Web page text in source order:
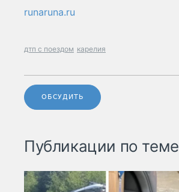
runaruna.ru
дтп с поездом карелия
ОБСУДИТЬ
Публикации по теме